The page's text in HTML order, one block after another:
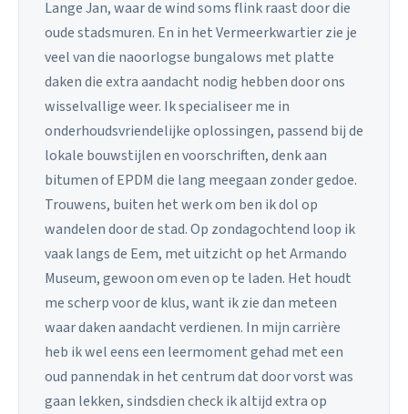
Lange Jan, waar de wind soms flink raast door die
oude stadsmuren. En in het Vermeerkwartier zie je
veel van die naoorlogse bungalows met platte
daken die extra aandacht nodig hebben door ons
wisselvallige weer. Ik specialiseer me in
onderhoudsvriendelijke oplossingen, passend bij de
lokale bouwstijlen en voorschriften, denk aan
bitumen of EPDM die lang meegaan zonder gedoe.
Trouwens, buiten het werk om ben ik dol op
wandelen door de stad. Op zondagochtend loop ik
vaak langs de Eem, met uitzicht op het Armando
Museum, gewoon om even op te laden. Het houdt
me scherp voor de klus, want ik zie dan meteen
waar daken aandacht verdienen. In mijn carrière
heb ik wel eens een leermoment gehad met een
oud pannendak in het centrum dat door vorst was
gaan lekken, sindsdien check ik altijd extra op